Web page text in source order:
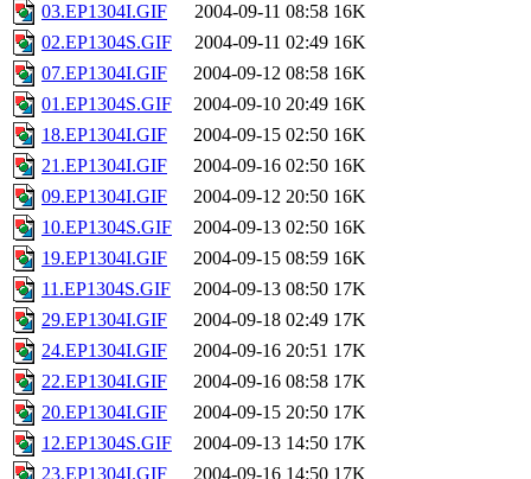
03.EP1304I.GIF
2004-09-11 08:58 16K
02.EP1304S.GIF
2004-09-11 02:49 16K
07.EP1304I.GIF
2004-09-12 08:58 16K
01.EP1304S.GIF
2004-09-10 20:49 16K
18.EP1304I.GIF
2004-09-15 02:50 16K
21.EP1304I.GIF
2004-09-16 02:50 16K
09.EP1304I.GIF
2004-09-12 20:50 16K
10.EP1304S.GIF
2004-09-13 02:50 16K
19.EP1304I.GIF
2004-09-15 08:59 16K
11.EP1304S.GIF
2004-09-13 08:50 17K
29.EP1304I.GIF
2004-09-18 02:49 17K
24.EP1304I.GIF
2004-09-16 20:51 17K
22.EP1304I.GIF
2004-09-16 08:58 17K
20.EP1304I.GIF
2004-09-15 20:50 17K
12.EP1304S.GIF
2004-09-13 14:50 17K
23.EP1304I.GIF
2004-09-16 14:50 17K